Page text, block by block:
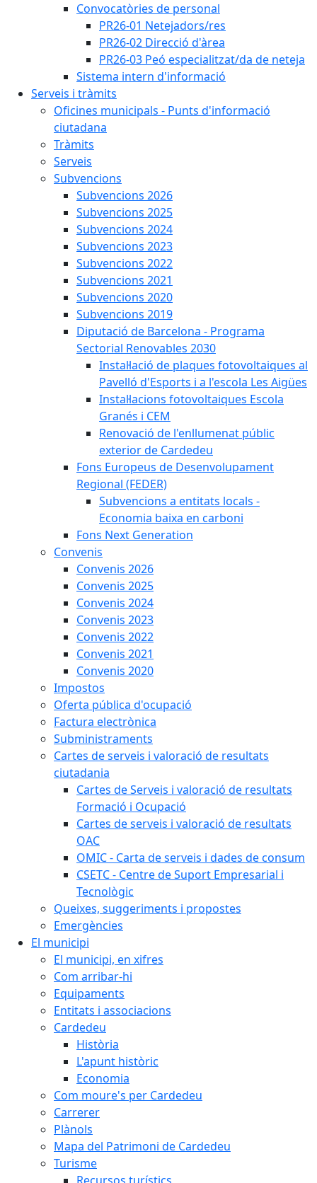
Convocatòries de personal
PR26-01 Netejadors/res
PR26-02 Direcció d'àrea
PR26-03 Peó especialitzat/da de neteja
Sistema intern d'informació
Serveis i tràmits
Oficines municipals - Punts d'informació
ciutadana
Tràmits
Serveis
Subvencions
Subvencions 2026
Subvencions 2025
Subvencions 2024
Subvencions 2023
Subvencions 2022
Subvencions 2021
Subvencions 2020
Subvencions 2019
Diputació de Barcelona - Programa
Sectorial Renovables 2030
Instal·lació de plaques fotovoltaiques al
Pavelló d'Esports i a l'escola Les Aigües
Instal·lacions fotovoltaiques Escola
Granés i CEM
Renovació de l'enllumenat públic
exterior de Cardedeu
Fons Europeus de Desenvolupament
Regional (FEDER)
Subvencions a entitats locals -
Economia baixa en carboni
Fons Next Generation
Convenis
Convenis 2026
Convenis 2025
Convenis 2024
Convenis 2023
Convenis 2022
Convenis 2021
Convenis 2020
Impostos
Oferta pública d'ocupació
Factura electrònica
Subministraments
Cartes de serveis i valoració de resultats
ciutadania
Cartes de Serveis i valoració de resultats
Formació i Ocupació
Cartes de serveis i valoració de resultats
OAC
OMIC - Carta de serveis i dades de consum
CSETC - Centre de Suport Empresarial i
Tecnològic
Queixes, suggeriments i propostes
Emergències
El municipi
El municipi, en xifres
Com arribar-hi
Equipaments
Entitats i associacions
Cardedeu
Història
L'apunt històric
Economia
Com moure's per Cardedeu
Carrerer
Plànols
Mapa del Patrimoni de Cardedeu
Turisme